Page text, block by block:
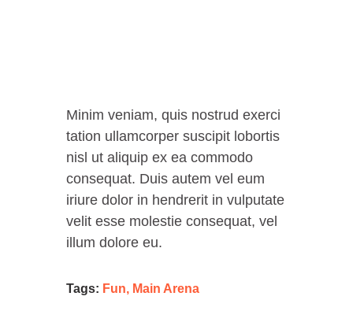
Minim veniam, quis nostrud exerci
tation ullamcorper suscipit lobortis
nisl ut aliquip ex ea commodo
consequat. Duis autem vel eum
iriure dolor in hendrerit in vulputate
velit esse molestie consequat, vel
illum dolore eu.
Tags: Fun, Main Arena